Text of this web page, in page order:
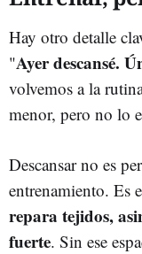
Hay otro detalle
"Ayer descansé.
volvemos a la
menor, pero no lo
Descansar no es
entrenamiento. Es
repara tejidos,
fuerte. Sin ese